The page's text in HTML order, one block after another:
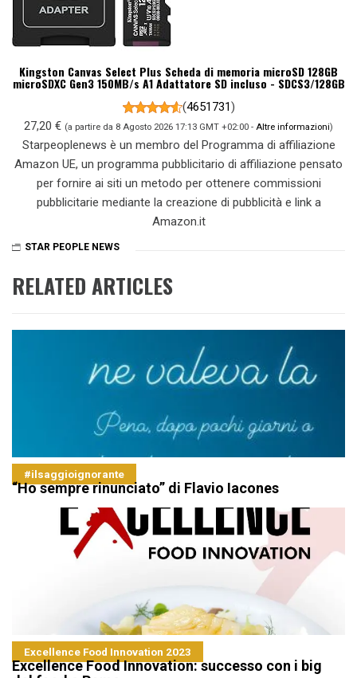
Kingston Canvas Select Plus Scheda di memoria microSD 128GB
microSDXC Gen3 150MB/s A1 Adattatore SD incluso - SDCS3/128GB
(4651731)
27,20 € (a partire da 8 Agosto 2026 17:13 GMT +02:00 - Altre informazioni)
Starpeoplenews è un membro del Programma di affiliazione
Amazon UE, un programma pubblicitario di affiliazione pensato
per fornire ai siti un metodo per ottenere commissioni
pubblicitarie mediante la creazione di pubblicità e link a
Amazon.it
STAR PEOPLE NEWS
RELATED ARTICLES
#ilsaggioignorante
“Ho sempre rinunciato” di Flavio Iacones
Excellence Food Innovation 2023
Excellence Food Innovation: successo con i big